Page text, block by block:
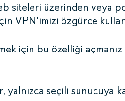
siteleri üzerinden veya
VPN'imizi özgürce
için bu özelliği
yalnızca seçili sunucuya